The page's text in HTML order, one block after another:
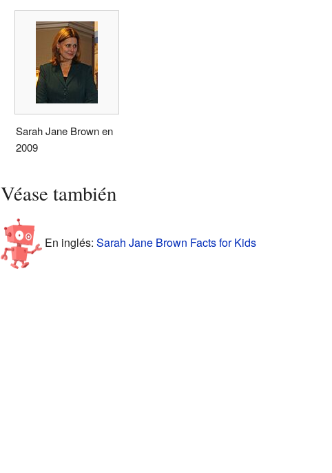
Sarah Jane Brown en
2009
Véase también
En inglés: Sarah Jane Brown Facts for Kids